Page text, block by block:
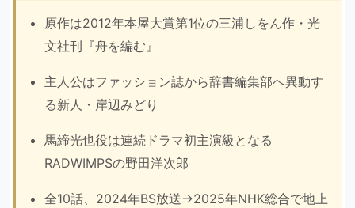
原作は2012年本屋大賞第1位の三浦しをん作・光
文社刊『舟を編む』
主人公はファッション誌から辞書編集部へ異動す
る新人・岸辺みどり
馬締光也役は連続ドラマ初主演級となる
RADWIMPSの野田洋次郎
全10話、2024年BS放送→2025年NHK総合で地上